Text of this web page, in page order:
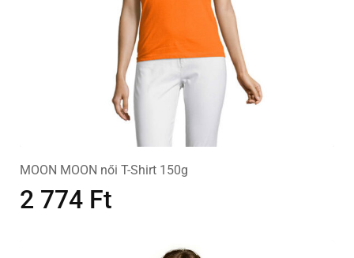
MOON MOON női T-Shirt 150g
2 774 Ft